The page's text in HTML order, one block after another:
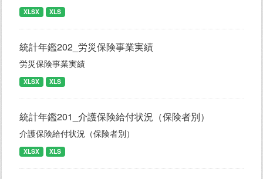
XLSX XLS
統計年鑑202_労災保険事業実績
労災保険事業実績
XLSX XLS
統計年鑑201_介護保険給付状況（保険者別）
介護保険給付状況（保険者別）
XLSX XLS